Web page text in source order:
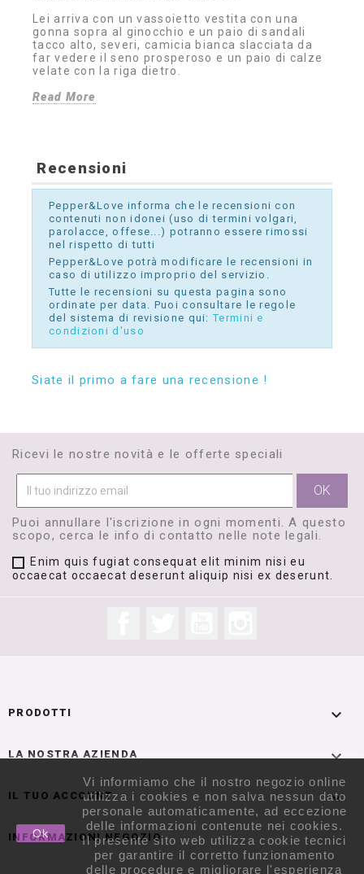
Lei arriva con un vassoietto vestita con una
gonna sopra al ginocchio e un paio di sandali
tacco alto, severi, camicia bianca slacciata da
far vedere il seno prosperoso e un paio di calze
velate con la riga dietro.
Read More
Recensioni
Pepper&Love informa che le recensioni con
contenuti non idonei (uso di termini volgari,
parolacce, offese...) potranno essere rimossi
nel rispetto di tutti
Pepper&Love potrà modificare le recensioni in
caso di utilizzo improprio del servizio.
Tutte le recensioni su questa pagina sono
ordinate per data. Puoi consultare le regole
del sistema di revisione qui:Termini e
condizioni d'uso
Siate il primo a fare una recensione !
Ricevi le nostre novità e le offerte speciali
Puoi annullare l'iscrizione in ogni momenti. A questo
scopo, cerca le info di contatto nelle note legali.
Enim quis fugiat consequat elit minim nisi eu
occaecat occaecat deserunt aliquip nisi ex deserunt.
FacebookTwitter
PRODOTTI 
LA NOSTRA AZIENDA 
IL TUO ACCOUNT 
INFORMAZIONI NEGOZIO
Ok
Vi informiamo che il nostro negozio online
utilizza i cookies e non salva nessun dato
personale automaticamente, ad eccezione
delle informazioni contenute nei cookies.
Il presente sito web utilizza cookie tecnici
per garantire il corretto funzionamento
delle procedure e migliorare l'esperienza